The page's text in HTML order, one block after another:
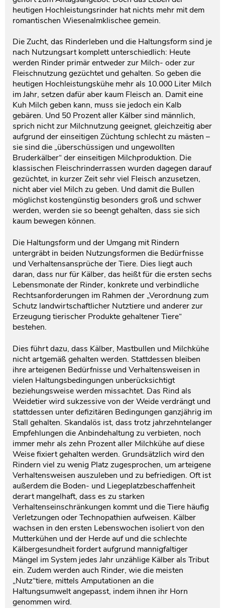
heutigen Hochleistungsrinder hat nichts mehr mit dem
romantischen Wiesenalmklischee gemein.
Die Zucht, das Rinderleben und die Haltungsform sind je
nach Nutzungsart komplett unterschiedlich: Heute
werden Rinder primär entweder zur Milch- oder zur
Fleischnutzung gezüchtet und gehalten. So geben die
heutigen Hochleistungskühe mehr als 10.000 Liter Milch
im Jahr, setzen dafür aber kaum Fleisch an. Damit eine
Kuh Milch geben kann, muss sie jedoch ein Kalb
gebären. Und 50 Prozent aller Kälber sind männlich,
sprich nicht zur Milchnutzung geeignet, gleichzeitig aber
aufgrund der einseitigen Züchtung schlecht zu mästen –
sie sind die „überschüssigen und ungewollten
Bruderkälber“ der einseitigen Milchproduktion. Die
klassischen Fleischrinderrassen wurden dagegen darauf
gezüchtet, in kurzer Zeit sehr viel Fleisch anzusetzen,
nicht aber viel Milch zu geben. Und damit die Bullen
möglichst kostengünstig besonders groß und schwer
werden, werden sie so beengt gehalten, dass sie sich
kaum bewegen können.
Die Haltungsform und der Umgang mit Rindern
untergräbt in beiden Nutzungsformen die Bedürfnisse
und Verhaltensansprüche der Tiere. Dies liegt auch
daran, dass nur für Kälber, das heißt für die ersten sechs
Lebensmonate der Rinder, konkrete und verbindliche
Rechtsanforderungen im Rahmen der „Verordnung zum
Schutz landwirtschaftlicher Nutztiere und anderer zur
Erzeugung tierischer Produkte gehaltener Tiere“
bestehen.
Dies führt dazu, dass Kälber, Mastbullen und Milchkühe
nicht artgemäß gehalten werden. Stattdessen bleiben
ihre arteigenen Bedürfnisse und Verhaltensweisen in
vielen Haltungsbedingungen unberücksichtigt
beziehungsweise werden missachtet. Das Rind als
Weidetier wird sukzessive von der Weide verdrängt und
stattdessen unter defizitären Bedingungen ganzjährig im
Stall gehalten. Skandalös ist, dass trotz jahrzehntelanger
Empfehlungen die Anbindehaltung zu verbieten, noch
immer mehr als zehn Prozent aller Milchkühe auf diese
Weise fixiert gehalten werden. Grundsätzlich wird den
Rindern viel zu wenig Platz zugesprochen, um arteigene
Verhaltensweisen auszuleben und zu befriedigen. Oft ist
außerdem die Boden- und Liegeplatzbeschaffenheit
derart mangelhaft, dass es zu starken
Verhaltenseinschränkungen kommt und die Tiere häufig
Verletzungen oder Technopathien aufweisen. Kälber
wachsen in den ersten Lebenswochen isoliert von den
Mutterkühen und der Herde auf und die schlechte
Kälbergesundheit fordert aufgrund mannigfaltiger
Mängel im System jedes Jahr unzählige Kälber als Tribut
ein. Zudem werden auch Rinder, wie die meisten
„Nutz“tiere, mittels Amputationen an die
Haltungsumwelt angepasst, indem ihnen ihr Horn
genommen wird.
Testament und Nachlass
Netzwerk- und Kooperationspartner